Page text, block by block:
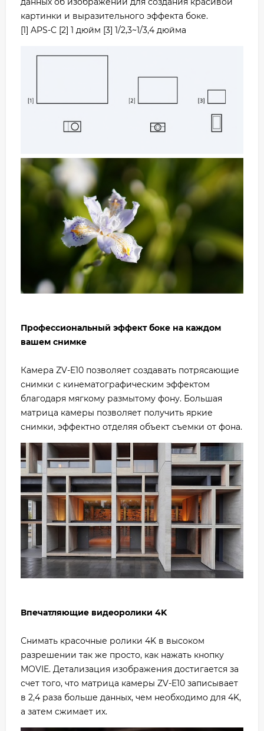
картинки и выразительного эффекта боке.
[1] APS-C [2] 1 дюйм [3] 1/2,3~1/3,4 дюйма
Профессиональный эффект боке на каждом
вашем снимке
Камера ZV-E10 позволяет создавать потрясающие
снимки с кинематографическим эффектом
благодаря мягкому размытому фону. Большая
матрица камеры позволяет получить яркие
снимки, эффектно отделяя объект съемки от фона.
Впечатляющие видеоролики 4K
Снимать красочные ролики 4K в высоком
разрешении так же просто, как нажать кнопку
MOVIE. Детализация изображения достигается за
счет того, что матрица камеры ZV-E10 записывает
в 2,4 раза больше данных, чем необходимо для 4K,
а затем сжимает их.